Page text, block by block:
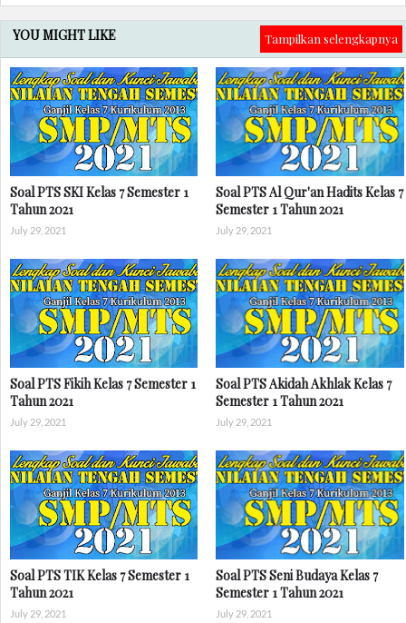
YOU MIGHT LIKE Tampilkan selengkapnya
Soal PTS SKI Kelas 7 Semester 1
Tahun 2021
July 29, 2021
Soal PTS Al Qur'an Hadits Kelas 7
Semester 1 Tahun 2021
July 29, 2021
Soal PTS Fikih Kelas 7 Semester 1
Tahun 2021
July 29, 2021
Soal PTS Akidah Akhlak Kelas 7
Semester 1 Tahun 2021
July 29, 2021
Soal PTS TIK Kelas 7 Semester 1
Tahun 2021
July 29, 2021
Soal PTS Seni Budaya Kelas 7
Semester 1 Tahun 2021
July 29, 2021